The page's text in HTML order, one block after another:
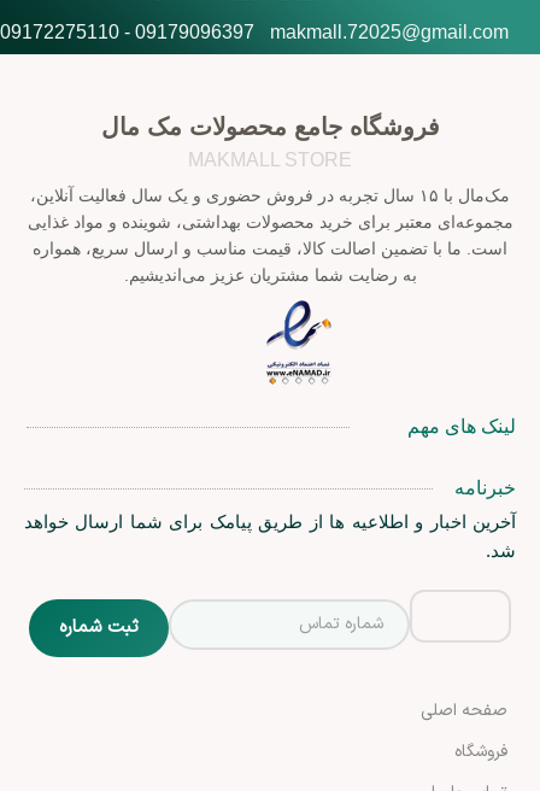
makmall.72025@gmail.com
09179096397 - 09172275110
فروشگاه جامع محصولات مک مال
MAKMALL STORE
مک‌مال با ۱۵ سال تجربه در فروش حضوری و یک سال فعالیت آنلاین،
مجموعه‌ای معتبر برای خرید محصولات بهداشتی، شوینده و مواد غذایی
است. ما با تضمین اصالت کالا، قیمت مناسب و ارسال سریع، همواره
به رضایت شما مشتریان عزیز می‌اندیشیم.
لینک های مهم
خبرنامه
آخرین اخبار و اطلاعیه ها از طریق پیامک برای شما ارسال خواهد
شد.
صفحه اصلی
فروشگاه